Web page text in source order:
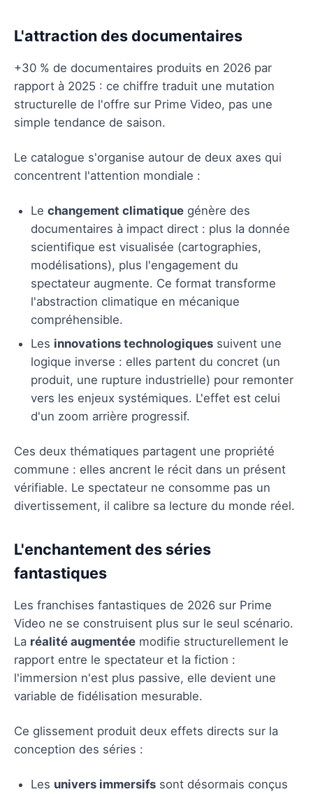
L'attraction des documentaires
+30 % de documentaires produits en 2026 par
rapport à 2025 : ce chiffre traduit une mutation
structurelle de l'offre sur Prime Video, pas une
simple tendance de saison.
Le catalogue s'organise autour de deux axes qui
concentrent l'attention mondiale :
Le changement climatique génère des
documentaires à impact direct : plus la donnée
scientifique est visualisée (cartographies,
modélisations), plus l'engagement du
spectateur augmente. Ce format transforme
l'abstraction climatique en mécanique
compréhensible.
Les innovations technologiques suivent une
logique inverse : elles partent du concret (un
produit, une rupture industrielle) pour remonter
vers les enjeux systémiques. L'effet est celui
d'un zoom arrière progressif.
Ces deux thématiques partagent une propriété
commune : elles ancrent le récit dans un présent
vérifiable. Le spectateur ne consomme pas un
divertissement, il calibre sa lecture du monde réel.
L'enchantement des séries
fantastiques
Les franchises fantastiques de 2026 sur Prime
Video ne se construisent plus sur le seul scénario.
La réalité augmentée modifie structurellement le
rapport entre le spectateur et la fiction :
l'immersion n'est plus passive, elle devient une
variable de fidélisation mesurable.
Ce glissement produit deux effets directs sur la
conception des séries :
Les univers immersifs sont désormais conçus